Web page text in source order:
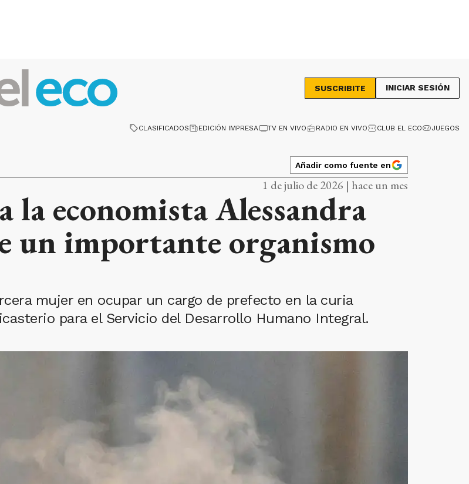
SUSCRIBITE INICIAR SESIÓN
CLASIFICADOS EDICIÓN IMPRESA TV EN VIVO RADIO EN VIVO CLUB EL ECO JUEGOS
Añadir como fuente en
1 de julio de 2026 | hace un mes
la economista Alessandra
un importante organismo
mujer en ocupar un cargo de prefecto en la curia
para el Servicio del Desarrollo Humano Integral.